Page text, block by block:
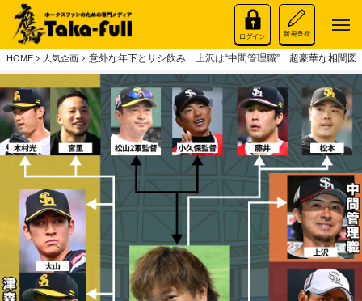
HOME 人気企画 意外な年下とサシ飲み…上沢は“中間管理職” 超豪華な相関図